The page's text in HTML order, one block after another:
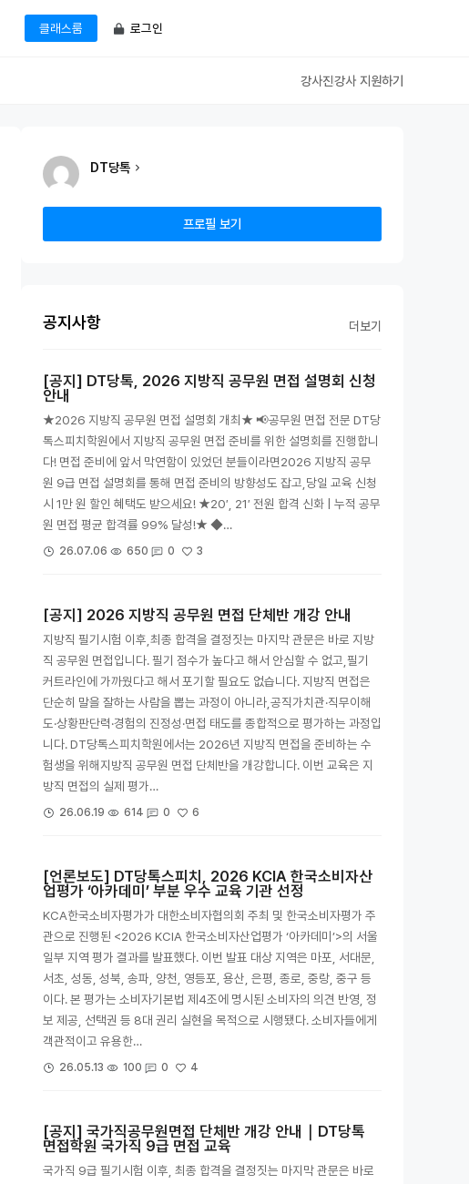
클래스룸 로그인
강사진강사 지원하기
DT당톡
프로필 보기
공지사항 더보기
[공지] DT당톡, 2026 지방직 공무원 면접 설명회 신청
안내
★2026 지방직 공무원 면접 설명회 개최★ 📢공무원 면접 전문 DT당
톡스피치학원에서 지방직 공무원 면접 준비를 위한 설명회를 진행합니
다! 면접 준비에 앞서 막연함이 있었던 분들이라면2026 지방직 공무
원 9급 면접 설명회를 통해 면접 준비의 방향성도 잡고,당일 교육 신청
시 1만 원 할인 혜택도 받으세요! ★20′, 21′ 전원 합격 신화 | 누적 공무
원 면접 평균 합격률 99% 달성!★ ◆…
26.07.06 650 0 3
[공지] 2026 지방직 공무원 면접 단체반 개강 안내
지방직 필기시험 이후,최종 합격을 결정짓는 마지막 관문은 바로 지방
직 공무원 면접입니다. 필기 점수가 높다고 해서 안심할 수 없고,필기
커트라인에 가까웠다고 해서 포기할 필요도 없습니다. 지방직 면접은
단순히 말을 잘하는 사람을 뽑는 과정이 아니라,공직가치관·직무이해
도·상황판단력·경험의 진정성·면접 태도를 종합적으로 평가하는 과정입
니다. DT당톡스피치학원에서는 2026년 지방직 면접을 준비하는 수
험생을 위해지방직 공무원 면접 단체반을 개강합니다. 이번 교육은 지
방직 면접의 실제 평가…
26.06.19 614 0 6
[언론보도] DT당톡스피치, 2026 KCIA 한국소비자산
업평가 ‘아카데미’ 부분 우수 교육 기관 선정
KCA한국소비자평가가 대한소비자협의회 주최 및 한국소비자평가 주
관으로 진행된 <2026 KCIA 한국소비자산업평가 ‘아카데미’>의 서울
일부 지역 평가 결과를 발표했다. 이번 발표 대상 지역은 마포, 서대문,
서초, 성동, 성북, 송파, 양천, 영등포, 용산, 은평, 종로, 중랑, 중구 등
이다. 본 평가는 소비자기본법 제4조에 명시된 소비자의 의견 반영, 정
보 제공, 선택권 등 8대 권리 실현을 목적으로 시행됐다. 소비자들에게
객관적이고 유용한…
26.05.13 100 0 4
[공지] 국가직공무원면접 단체반 개강 안내｜DT당톡
면접학원 국가직 9급 면접 교육
국가직 9급 필기시험 이후, 최종 합격을 결정짓는 마지막 관문은 바로